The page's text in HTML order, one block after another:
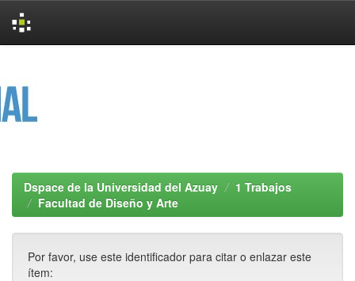
Dspace de la Universidad del Azuay
1 Trabajos
Facultad de Diseño y Arte
Por favor, use este identificador para citar o enlazar este
ítem: